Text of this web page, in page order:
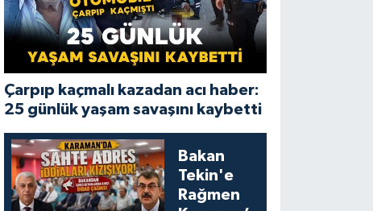
Çarpıp kaçmalı kazadan acı haber:
25 günlük yaşam savaşını kaybetti
Bakan
Tekin'e
Rağmen